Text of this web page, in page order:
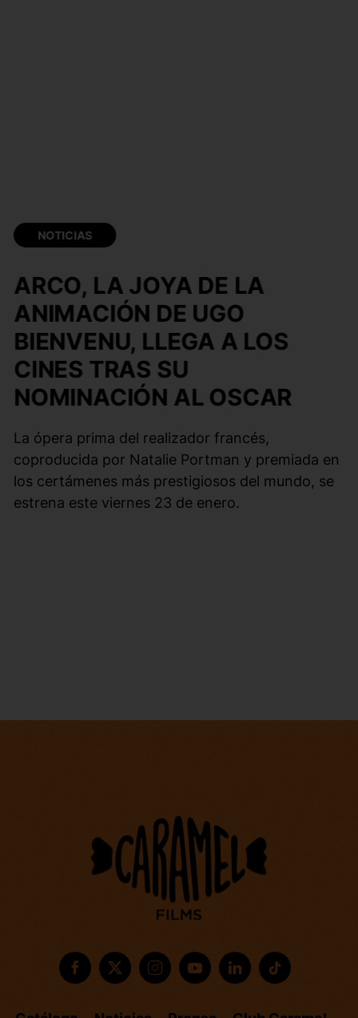
NOTICIAS
ARCO, LA JOYA DE LA
ANIMACIÓN DE UGO
BIENVENU, LLEGA A LOS
CINES TRAS SU
NOMINACIÓN AL OSCAR
La ópera prima del realizador francés,
coproducida por Natalie Portman y premiada en
los certámenes más prestigiosos del mundo, se
estrena este viernes 23 de enero.